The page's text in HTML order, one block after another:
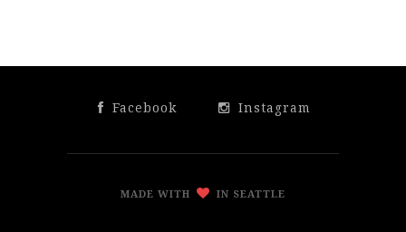
Facebook Instagram
MADE WITH IN SEATTLE